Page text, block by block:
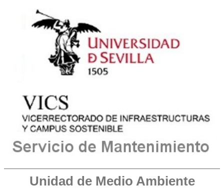
Unidad de Medio Ambiente